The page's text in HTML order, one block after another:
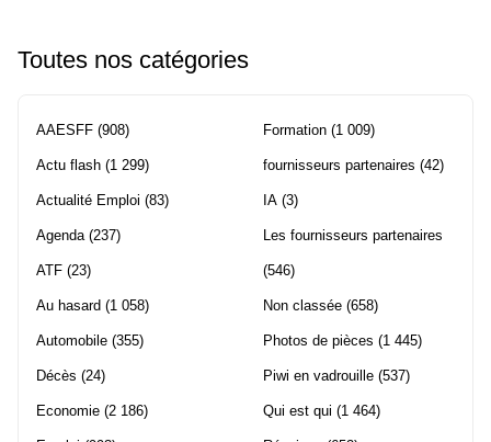
Toutes nos catégories
AAESFF (908)
Actu flash (1 299)
Actualité Emploi (83)
Agenda(237)
ATF (23)
Au hasard (1 058)
Automobile (355)
Décès (24)
Economie (2 186)
Formation (1 009)
fournisseurs partenaires (42)
IA (3)
Les fournisseurs partenaires
(546)
Non classée (658)
Photos de pièces (1 445)
Piwi en vadrouille (537)
Qui est qui (1 464)